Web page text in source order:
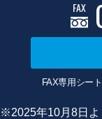
FAX
FAX専用シー
※2025年10月8日よ